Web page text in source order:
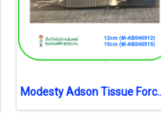
Modesty